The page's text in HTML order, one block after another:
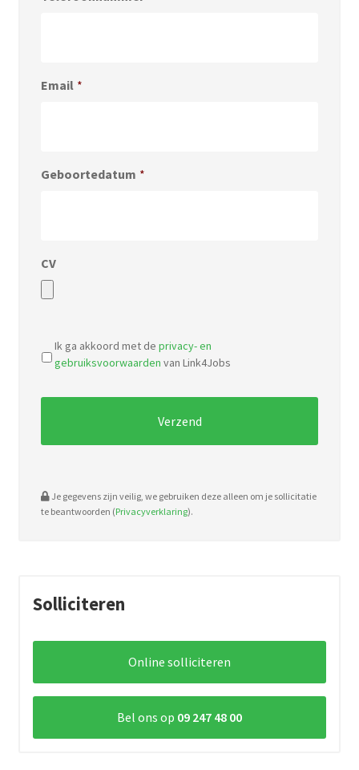
Email *
Geboortedatum *
CV
types:
pdf,
doc.
Ik ga akkoord met de privacy- en
gebruiksvoorwaarden van Link4Jobs
Je gegevens zijn veilig, we gebruiken deze alleen om je sollicitatie
te beantwoorden (Privacyverklaring).
Solliciteren
Online solliciteren
Bel ons op 09 247 48 00